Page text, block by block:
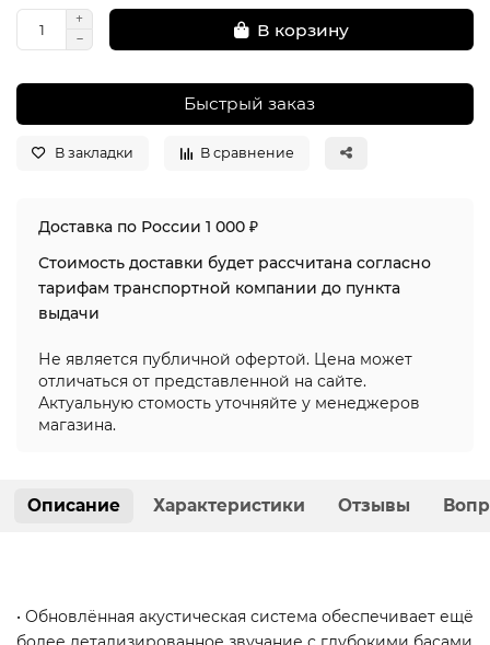
В корзину
Быстрый заказ
В закладки В сравнение
Доставка по России 1 000 ₽
Стоимость доставки будет рассчитана согласно
тарифам транспортной компании до пункта
выдачи
Не является публичной офертой. Цена может
отличаться от представленной на сайте.
Актуальную стомость уточняйте у менеджеров
магазина.
Описание Характеристики Отзывы
• Обновлённая акустическая система обеспечивает ещё